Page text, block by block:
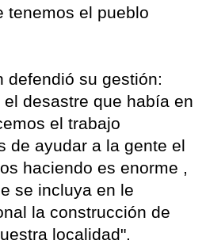
el pueblo
defendió su gestión:
desastre que había en
el trabajo
de ayudar a la gente el
haciendo es enorme ,
se incluya en le
la construcción de
localidad".